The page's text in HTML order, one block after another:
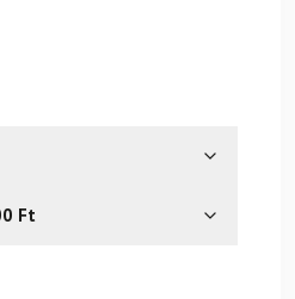
Ft
visszaküldheti 14